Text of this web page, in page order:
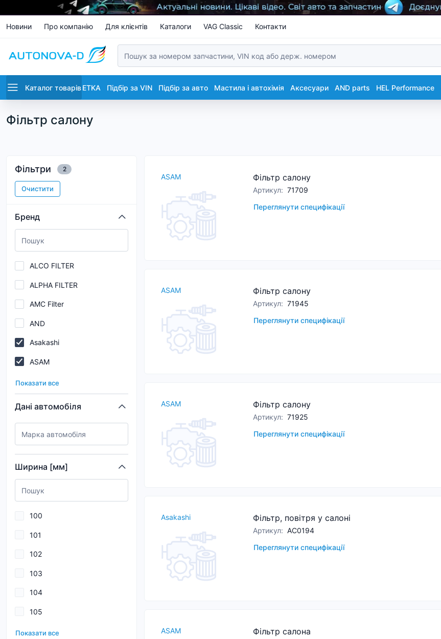
Новини Про компанію Для клієнтів Каталоги VAG Classic Контакти
Каталог товарівETKA Підбір за VIN Підбір за авто Мастила і автохімія Аксесуари AND parts HEL Performance
Фільтр салону
Фільтри 2
Очистити
Бренд
ALCO FILTER
ALPHA FILTER
AMC Filter
AND
Asakashi
ASAM
ASHIKA
Blue Print
BOGAP
BORSEHUNG
BOSCH
CHAMPION
CLEAN FILTERS
COMLINE
CONTINENTAL
CORTECO
DELPHI
Показати все
Дані автомобіля
Ширина [мм]
100
101
102
103
104
105
106
Показати все
ASAM Фільтр салону
Артикул: 71709
Переглянути специфікації
ASAM Фільтр салону
Артикул: 71945
Переглянути специфікації
ASAM Фільтр салону
Артикул: 71925
Переглянути специфікації
Asakashi Фільтр, повітря у салоні
Артикул: AC0194
Переглянути специфікації
ASAM Фільтр салона